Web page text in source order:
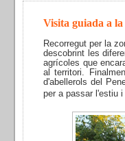
Visita guiada a
Recorregut per la
descobrint les
agrícoles que
al territori.
d'abellerols del
per a passar l'estiu i